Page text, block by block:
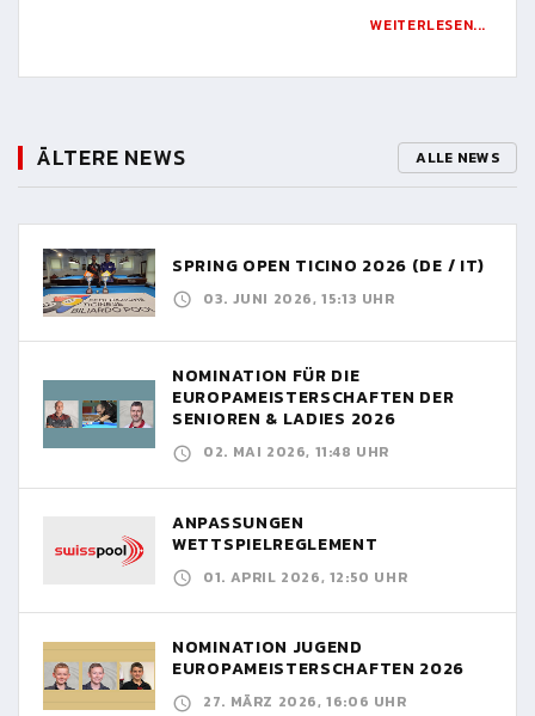
WEITERLESEN...
ÄLTERE NEWS ALLE NEWS
SPRING OPEN TICINO 2026 (DE / IT)
03. JUNI 2026, 15:13 UHR
NOMINATION FÜR DIE
EUROPAMEISTERSCHAFTEN DER
SENIOREN & LADIES 2026
02. MAI 2026, 11:48 UHR
ANPASSUNGEN
WETTSPIELREGLEMENT
01. APRIL 2026, 12:50 UHR
NOMINATION JUGEND
EUROPAMEISTERSCHAFTEN 2026
27. MÄRZ 2026, 16:06 UHR